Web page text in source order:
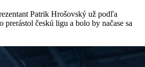
Patrik Hrošovský už podľa
prerástol českú ligu a bolo by načase sa